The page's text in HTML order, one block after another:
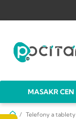
obsah
MASAKR CEN
DomůTelefony a tablety